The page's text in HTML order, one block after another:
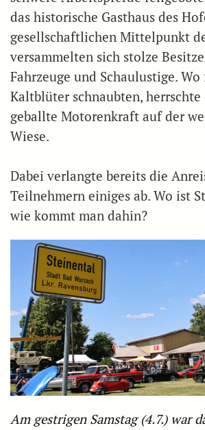
das historische Gasthaus des
gesellschaftlichen Mittelpunkt
versammelten sich stolze
Fahrzeuge und Schaulustige.
Kaltblüter schnaubten, herrschte
geballte Motorenkraft auf der
Wiese.
Dabei verlangte bereits die
Teilnehmern einiges ab. Wo ist
wie kommt man dahin?
Am gestrigen Samstag (4.7.) war